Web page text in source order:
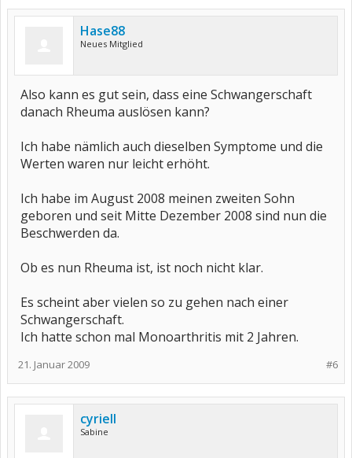
Hase88
Neues Mitglied
Also kann es gut sein, dass eine Schwangerschaft
danach Rheuma auslösen kann?
Ich habe nämlich auch dieselben Symptome und die
Werten waren nur leicht erhöht.
Ich habe im August 2008 meinen zweiten Sohn
geboren und seit Mitte Dezember 2008 sind nun die
Beschwerden da.
Ob es nun Rheuma ist, ist noch nicht klar.
Es scheint aber vielen so zu gehen nach einer
Schwangerschaft.
Ich hatte schon mal Monoarthritis mit 2 Jahren.
#6
21. Januar 2009
cyriell
Sabine